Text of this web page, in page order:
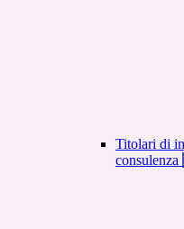
Titolari di
consulenza